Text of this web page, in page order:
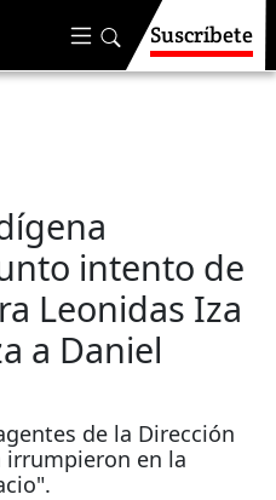
Suscríbete
intento de
Leonidas Iza
a Daniel
de la Dirección
irrumpieron en la